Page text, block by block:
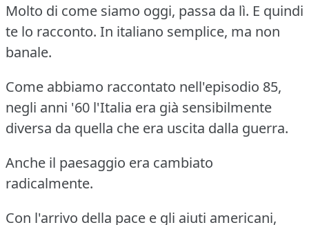
Molto di come siamo oggi, passa da lì. E quindi
te lo racconto. In italiano semplice, ma non
banale.
Come abbiamo raccontato nell'episodio 85,
negli anni '60 l'Italia era già sensibilmente
diversa da quella che era uscita dalla guerra.
Anche il paesaggio era cambiato
radicalmente.
Con l'arrivo della pace e gli aiuti americani,